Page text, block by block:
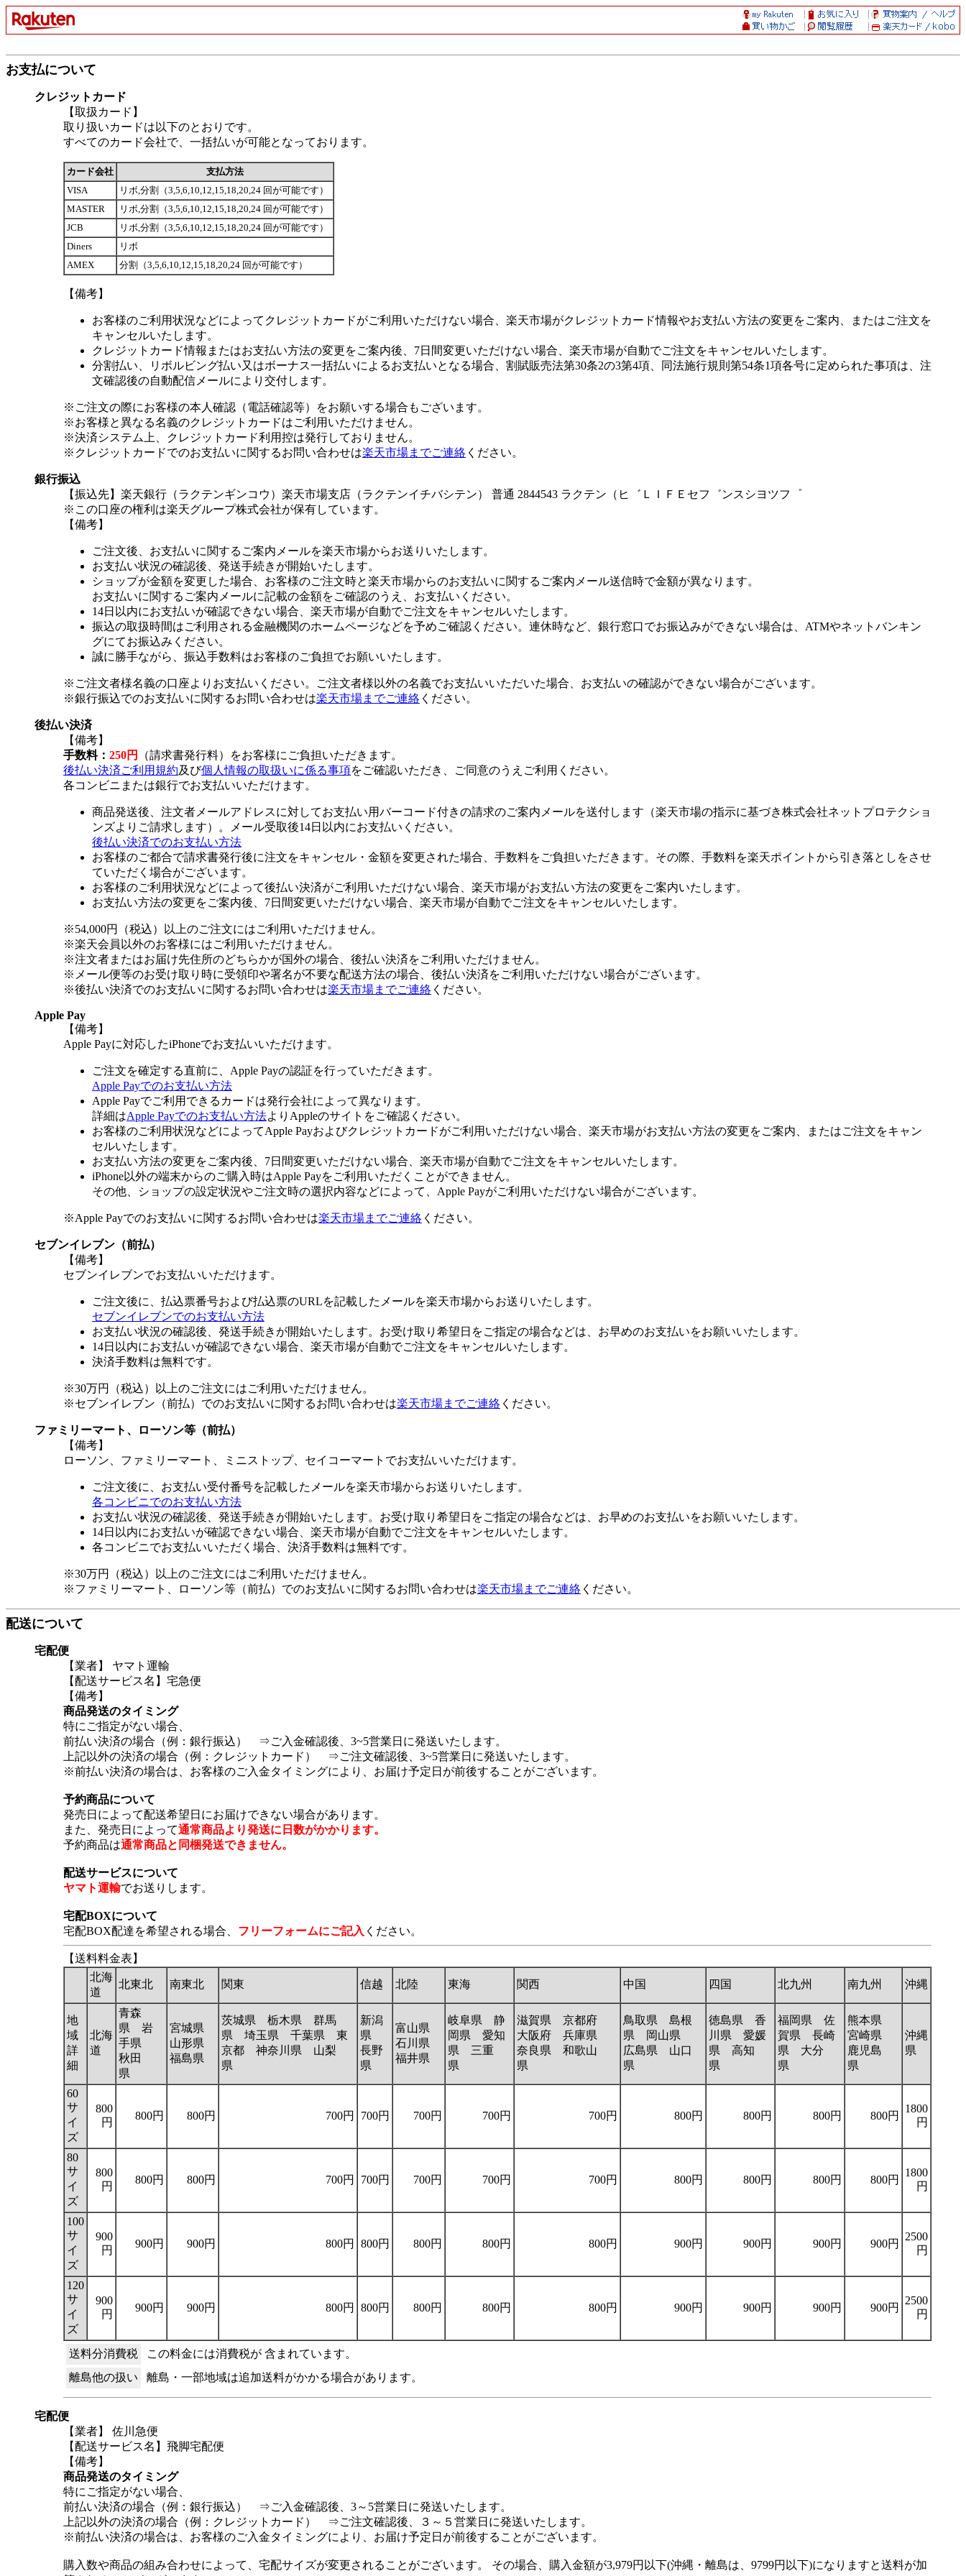
お支払について
クレジットカード
【取扱カード】
取り扱いカードは以下のとおりです。
すべてのカード会社で、一括払いが可能となっております。
カード会社
支払方法
VISA
リボ,分割（3,5,6,10,12,15,18,20,24 回が可能です）
MASTER
リボ,分割（3,5,6,10,12,15,18,20,24 回が可能です）
JCB
リボ,分割（3,5,6,10,12,15,18,20,24 回が可能です）
Diners
リボ
AMEX
分割（3,5,6,10,12,15,18,20,24 回が可能です）
【備考】
お客様のご利用状況などによってクレジットカードがご利用いただけない場合、楽天市場がクレジットカード情報やお支払い方法の変更をご案内、またはご注文を
キャンセルいたします。
クレジットカード情報またはお支払い方法の変更をご案内後、7日間変更いただけない場合、楽天市場が自動でご注文をキャンセルいたします。
分割払い、リボルビング払い又はボーナス一括払いによるお支払いとなる場合、割賦販売法第30条2の3第4項、同法施行規則第54条1項各号に定められた事項は、注
文確認後の自動配信メールにより交付します。
※ご注文の際にお客様の本人確認（電話確認等）をお願いする場合もございます。
※お客様と異なる名義のクレジットカードはご利用いただけません。
※決済システム上、クレジットカード利用控は発行しておりません。
※クレジットカードでのお支払いに関するお問い合わせは楽天市場までご連絡 ください。
銀行振込
【振込先】楽天銀行（ラクテンギンコウ）楽天市場支店（ラクテンイチバシテン） 普通 2844543 ラクテン（ヒ゛ＬＩＦＥセフ゛ンスシヨツフ゜
※この口座の権利は楽天グループ株式会社が保有しています。
【備考】
ご注文後、お支払いに関するご案内メールを楽天市場からお送りいたします。
お支払い状況の確認後、発送手続きが開始いたします。
ショップが金額を変更した場合、お客様のご注文時と楽天市場からのお支払いに関するご案内メール送信時で金額が異なります。
お支払いに関するご案内メールに記載の金額をご確認のうえ、お支払いください。
14日以内にお支払いが確認できない場合、楽天市場が自動でご注文をキャンセルいたします。
振込の取扱時間はご利用される金融機関のホームページなどを予めご確認ください。連休時など、銀行窓口でお振込みができない場合は、ATMやネットバンキン
グにてお振込みください。
誠に勝手ながら、振込手数料はお客様のご負担でお願いいたします。
※ご注文者様名義の口座よりお支払いください。ご注文者様以外の名義でお支払いいただいた場合、お支払いの確認ができない場合がございます。
※銀行振込でのお支払いに関するお問い合わせは楽天市場までご連絡 ください。
後払い決済
【備考】
手数料： 250円
（請求書発行料）をお客様にご負担いただきます。
後払い決済ご利用規約及び個人情報の取扱いに係る事項をご確認いただき、ご同意のうえご利用ください。
各コンビニまたは銀行でお支払いいただけます。
商品発送後、注文者メールアドレスに対してお支払い用バーコード付きの請求のご案内メールを送付します（楽天市場の指示に基づき株式会社ネットプロテクショ
ンズよりご請求します）。メール受取後14日以内にお支払いください。
後払い決済でのお支払い方法
お客様のご都合で請求書発行後に注文をキャンセル・金額を変更された場合、手数料をご負担いただきます。その際、手数料を楽天ポイントから引き落としをさせ
ていただく場合がございます。
お客様のご利用状況などによって後払い決済がご利用いただけない場合、楽天市場がお支払い方法の変更をご案内いたします。
お支払い方法の変更をご案内後、7日間変更いただけない場合、楽天市場が自動でご注文をキャンセルいたします。
※54,000円（税込）以上のご注文にはご利用いただけません。
※楽天会員以外のお客様にはご利用いただけません。
※注文者またはお届け先住所のどちらかが国外の場合、後払い決済をご利用いただけません。
※メール便等のお受け取り時に受領印や署名が不要な配送方法の場合、後払い決済をご利用いただけない場合がございます。
※後払い決済でのお支払いに関するお問い合わせは楽天市場までご連絡 ください。
Apple Pay
【備考】
Apple Payに対応したiPhoneでお支払いいただけます。
ご注文を確定する直前に、Apple Payの認証を行っていただきます。
Apple Payでのお支払い方法
Apple Payでご利用できるカードは発行会社によって異なります。
詳細はApple Payでのお支払い方法よりAppleのサイトをご確認ください。
お客様のご利用状況などによってApple Payおよびクレジットカードがご利用いただけない場合、楽天市場がお支払い方法の変更をご案内、またはご注文をキャン
セルいたします。
お支払い方法の変更をご案内後、7日間変更いただけない場合、楽天市場が自動でご注文をキャンセルいたします。
iPhone以外の端末からのご購入時はApple Payをご利用いただくことができません。
その他、ショップの設定状況やご注文時の選択内容などによって、Apple Payがご利用いただけない場合がございます。
※Apple Payでのお支払いに関するお問い合わせは楽天市場までご連絡 ください。
セブンイレブン（前払）
【備考】
セブンイレブンでお支払いいただけます。
ご注文後に、払込票番号および払込票のURLを記載したメールを楽天市場からお送りいたします。
セブンイレブンでのお支払い方法
お支払い状況の確認後、発送手続きが開始いたします。お受け取り希望日をご指定の場合などは、お早めのお支払いをお願いいたします。
14日以内にお支払いが確認できない場合、楽天市場が自動でご注文をキャンセルいたします。
決済手数料は無料です。
※30万円（税込）以上のご注文にはご利用いただけません。
※セブンイレブン（前払）でのお支払いに関するお問い合わせは楽天市場までご連絡 ください。
ファミリーマート、ローソン等（前払）
【備考】
ローソン、ファミリーマート、ミニストップ、セイコーマートでお支払いいただけます。
ご注文後に、お支払い受付番号を記載したメールを楽天市場からお送りいたします。
各コンビニでのお支払い方法
お支払い状況の確認後、発送手続きが開始いたします。お受け取り希望日をご指定の場合などは、お早めのお支払いをお願いいたします。
14日以内にお支払いが確認できない場合、楽天市場が自動でご注文をキャンセルいたします。
各コンビニでお支払いいただく場合、決済手数料は無料です。
※30万円（税込）以上のご注文にはご利用いただけません。
※ファミリーマート、ローソン等（前払）でのお支払いに関するお問い合わせは楽天市場までご連絡 ください。
配送について
宅配便
【業者】 ヤマト運輸
【配送サービス名】宅急便
【備考】
商品発送のタイミング
特にご指定がない場合、
前払い決済の場合（例：銀行振込） ⇒ご入金確認後、3~5営業日に発送いたします。
上記以外の決済の場合（例：クレジットカード） ⇒ご注文確認後、3~5営業日に発送いたします。
※前払い決済の場合は、お客様のご入金タイミングにより、お届け予定日が前後することがございます。
予約商品について
発売日によって配送希望日にお届けできない場合があります。
また、発売日によって通常商品より発送に日数がかかります。
予約商品は通常商品と同梱発送できません。
配送サービスについて
ヤマト運輸でお送りします。
宅配BOXについて
宅配BOX配達を希望される場合、 フリーフォームにご記入 ください。
【送料料金表】
北海
道
北東北 南東北 関東 信越 北陸 東海 関西 中国 四国 北九州 南九州 沖縄
地
域
詳
細
北海
道
青森
県 岩
手県
秋田
県
宮城県
山形県
福島県
茨城県 栃木県 群馬
県 埼玉県 千葉県 東
京都 神奈川県 山梨
県
新潟
県
長野
県
富山県
石川県
福井県
岐阜県 静
岡県 愛知
県 三重
県
滋賀県 京都府
大阪府 兵庫県
奈良県 和歌山
県
鳥取県 島根
県 岡山県
広島県 山口
県
徳島県 香
川県 愛媛
県 高知
県
福岡県 佐
賀県 長崎
県 大分
県
熊本県
宮崎県
鹿児島
県
沖縄
県
60
サ
イ
ズ
800
円
800円 800円 700円 700円 700円 700円 700円 800円 800円 800円 800円
1800
円
80
サ
イ
ズ
800
円
800円 800円 700円 700円 700円 700円 700円 800円 800円 800円 800円
1800
円
100
サ
イ
ズ
900
円
900円 900円 800円 800円 800円 800円 800円 900円 900円 900円 900円
2500
円
120
サ
イ
ズ
900
円
900円 900円 800円 800円 800円 800円 800円 900円 900円 900円 900円
2500
円
送料分消費税
この料金には消費税が 含まれています。
離島他の扱い
離島・一部地域は追加送料がかかる場合があります。
宅配便
【業者】 佐川急便
【配送サービス名】飛脚宅配便
【備考】
商品発送のタイミング
特にご指定がない場合、
前払い決済の場合（例：銀行振込） ⇒ご入金確認後、3～5営業日に発送いたします。
上記以外の決済の場合（例：クレジットカード） ⇒ご注文確認後、３～５営業日に発送いたします。
※前払い決済の場合は、お客様のご入金タイミングにより、お届け予定日が前後することがございます。
購入数や商品の組み合わせによって、宅配サイズが変更されることがございます。 その場合、購入金額が3,979円以下(沖縄・離島は、9799円以下)になりますと送料が加